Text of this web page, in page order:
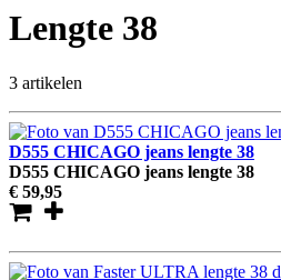
Lengte 38
3 artikelen
D555 CHICAGO jeans lengte 38
D555 CHICAGO jeans lengte 38
€ 59,95